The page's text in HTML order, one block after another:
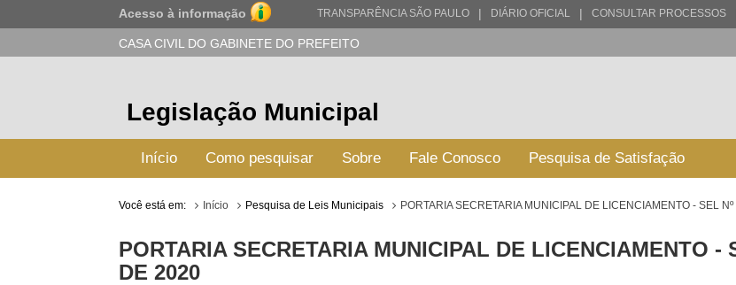
Acesso à informação TRANSPARÊNCIA SÃO PAULO | DIÁRIO OFICIAL | CONSULTAR PROCESSOS
CASA CIVIL DO GABINETE DO PREFEITO
Legislação Municipal
Início Como pesquisar Sobre Fale Conosco Pesquisa de Satisfação
Você está em: Início Pesquisa de Leis Municipais PORTARIA SECRETARIA MUNICIPAL DE LICENCIAMENTO - SEL
PORTARIA SECRETARIA MUNICIPAL DE LICENCIAMENTO -
DE 2020